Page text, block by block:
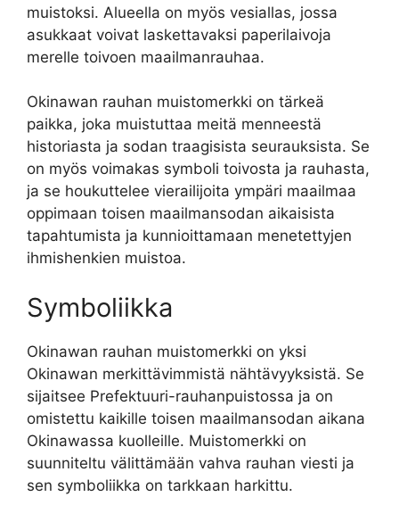
muistoksi. Alueella on myös vesiallas, jossa
asukkaat voivat laskettavaksi paperilaivoja
merelle toivoen maailmanrauhaa.
Okinawan rauhan muistomerkki on tärkeä
paikka, joka muistuttaa meitä menneestä
historiasta ja sodan traagisista seurauksista. Se
on myös voimakas symboli toivosta ja rauhasta,
ja se houkuttelee vierailijoita ympäri maailmaa
oppimaan toisen maailmansodan aikaisista
tapahtumista ja kunnioittamaan menetettyjen
ihmishenkien muistoa.
Symboliikka
Okinawan rauhan muistomerkki on yksi
Okinawan merkittävimmistä nähtävyyksistä. Se
sijaitsee Prefektuuri-rauhanpuistossa ja on
omistettu kaikille toisen maailmansodan aikana
Okinawassa kuolleille. Muistomerkki on
suunniteltu välittämään vahva rauhan viesti ja
sen symboliikka on tarkkaan harkittu.